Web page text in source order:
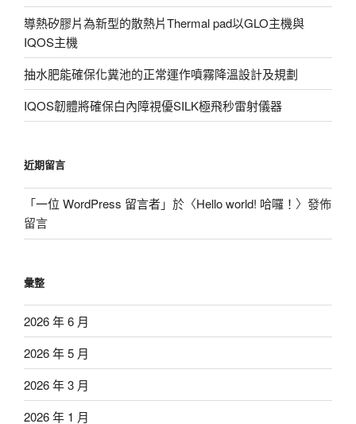
導熱矽膠片為新型的散熱片Thermal pad以GLO主機與
IQOS主機
抽水肥能確保化糞池的正常運作噴霧降溫設計及規劃
IQOS韌體將確保白內障視優SILK極飛秒雷射儀器
近期留言
「一位 WordPress 留言者」於〈Hello world! 哈囉！ 〉發佈
留言
彙整
2026 年 6 月
2026 年 5 月
2026 年 3 月
2026 年 1 月